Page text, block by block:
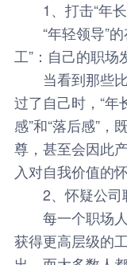
1、打击“年
“年轻领导”的
工”：自己的职场
当看到那些比
过了自己时，“年
感”和“落后感”，
尊，甚至会因此
入对自我价值的怀
2、怀疑公
每一个职场人
获得更高层级的